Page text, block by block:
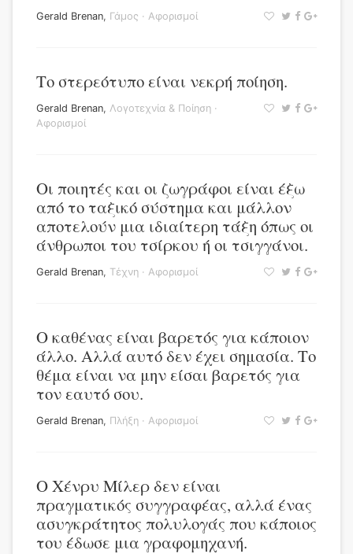
Gerald Brenan, Γάμος · Αφορισμοί
Το στερεότυπο είναι νεκρή ποίηση.
Gerald Brenan, Λογοτεχνία & Ποίηση ·
Αφορισμοί
Οι ποιητές και οι ζωγράφοι είναι έξω
από το ταξικό σύστημα και μάλλον
αποτελούν μια ιδιαίτερη τάξη όπως οι
άνθρωποι του τσίρκου ή οι τσιγγάνοι.
Gerald Brenan, Τέχνη · Αφορισμοί
Ο καθένας είναι βαρετός για κάποιον
άλλο. Αλλά αυτό δεν έχει σημασία. Το
θέμα είναι να μην είσαι βαρετός για
τον εαυτό σου.
Gerald Brenan, Πλήξη · Αφορισμοί
Ο Χένρυ Μίλερ δεν είναι
πραγματικός συγγραφέας, αλλά ένας
ασυγκράτητος πολυλογάς που κάποιος
του έδωσε μια γραφομηχανή.